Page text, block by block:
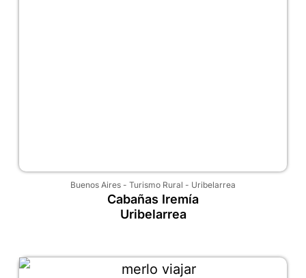
Buenos Aires - Turismo Rural - Uribelarrea
Cabañas Iremía
Uribelarrea